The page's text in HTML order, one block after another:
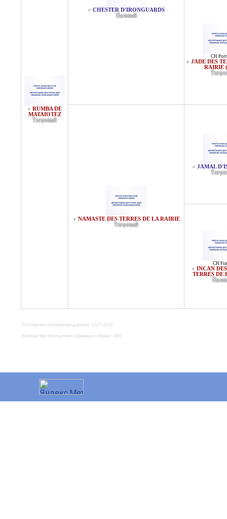
♀ RUMBA DE
MATAIOTEZ
Тигровый
♂ CHESTER D'IRONGUARDS
Палевый
CH
♀ JADE DES
RAIRIE
♀ NAMASTE DES TERRES DE LA RAIRIE
Тигровый
♂ JAMAL
CH
♀ INCAN
TERRES DE
Последнее обновление данных 13.01.2026
Количество посещений страницы собаки - 505